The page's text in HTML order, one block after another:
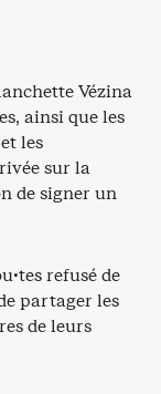
Vézina
ainsi que les
les
sur la
de signer un
refusé de
partager les
de leurs